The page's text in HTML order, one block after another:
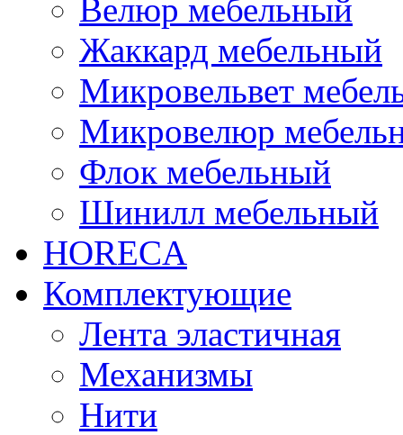
Велюр мебельный
Жаккард мебельный
Микровельвет
Микровелюр
Флок мебельный
Шинилл мебельный
HORECA
Комплектующие
Лента эластичная
Механизмы
Нити